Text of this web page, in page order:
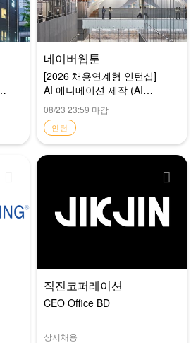
네이버웹툰
[2026 채용연계형 인턴십]
AI 애니메이션 제작 (AI
animator) AI 애니메이션 제
작
08/23 23:59 마감
인턴
직진코퍼레이션
CEO Office BD
상시채용